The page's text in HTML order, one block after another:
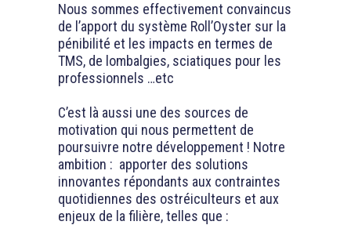
Nous sommes effectivement convaincus
de l’apport du système Roll’Oyster sur la
pénibilité et les impacts en termes de
TMS, de lombalgies, sciatiques pour les
professionnels …etc
C’est là aussi une des sources de
motivation qui nous permettent de
poursuivre notre développement ! Notre
ambition : apporter des solutions
innovantes répondants aux contraintes
quotidiennes des ostréiculteurs et aux
enjeux de la filière, telles que :